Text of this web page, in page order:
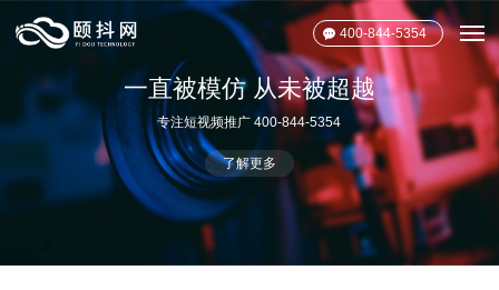
400-844-5354
抖音推广